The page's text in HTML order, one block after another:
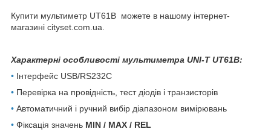
Купити мультиметр UT61B можете в нашому інтернет-
магазині cityset.com.ua.
Характерні особливості мультиметра UNI-T UT61B:
• Інтерфейс USB/RS232C
• Перевірка на провідність, тест діодів і транзисторів
• Автоматичний і ручний вибір діапазоном вимірювань
• Фіксація значень MIN / MAX / REL